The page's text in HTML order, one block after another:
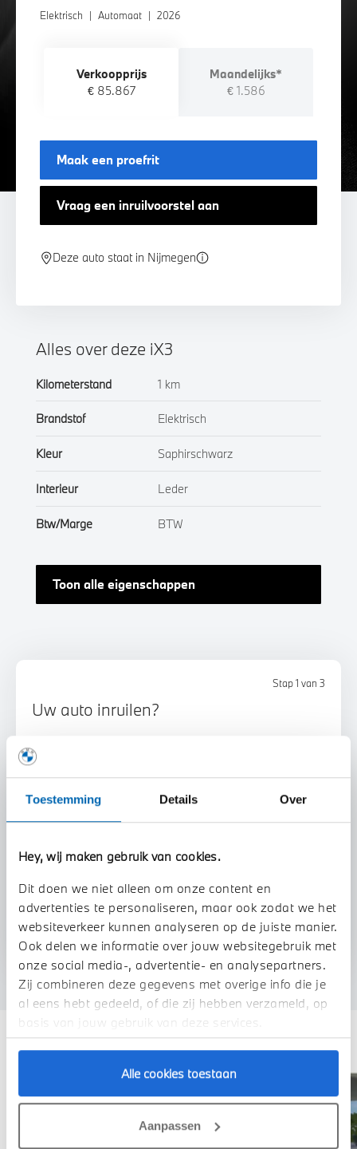
Toestemming Details Over
Hey, wij maken gebruik van cookies.
Dit doen we niet alleen om onze content en
advertenties te personaliseren, maar ook zodat we het
websiteverkeer kunnen analyseren op de juiste manier.
Ook delen we informatie over jouw websitegebruik met
onze social media-, advertentie- en analysepartners.
Zij combineren deze gegevens met overige info die je
al eens hebt gedeeld, of die zij hebben verzameld, op
basis van jouw gebruik van deze services.
Alle cookies toestaan
Aanpassen
Elektrisch | Automaat | 2026
Verkoopprijs
€ 85.867
Maandelijks*
€ 1.586
Maak een proefrit
Vraag een inruilvoorstel aan
Deze auto staat in Nijmegen
Stap 1 van 3
Uw auto inruilen?
Voorstel aanvragen
U vertelt meer over uw auto
We verrekenen de waarde van uw auto
Alles over deze iX3
Kilometerstand 1 km
Brandstof Elektrisch
Kleur Saphirschwarz
Interieur Leder
Btw/Marge BTW
Toon alle eigenschappen
Deze zijn vergelijkbaar